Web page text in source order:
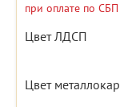
при оплате по СБП
Цвет ЛДСП
Цвет